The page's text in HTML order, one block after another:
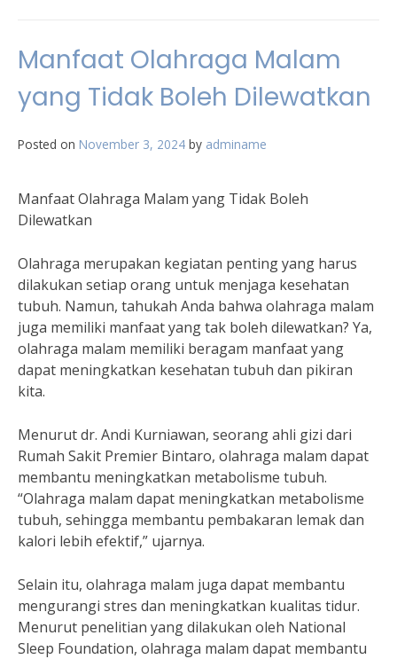
Manfaat Olahraga Malam
yang Tidak Boleh Dilewatkan
Posted on November 3, 2024 by adminame
Manfaat Olahraga Malam yang Tidak Boleh
Dilewatkan
Olahraga merupakan kegiatan penting yang harus
dilakukan setiap orang untuk menjaga kesehatan
tubuh. Namun, tahukah Anda bahwa olahraga malam
juga memiliki manfaat yang tak boleh dilewatkan? Ya,
olahraga malam memiliki beragam manfaat yang
dapat meningkatkan kesehatan tubuh dan pikiran
kita.
Menurut dr. Andi Kurniawan, seorang ahli gizi dari
Rumah Sakit Premier Bintaro, olahraga malam dapat
membantu meningkatkan metabolisme tubuh.
“Olahraga malam dapat meningkatkan metabolisme
tubuh, sehingga membantu pembakaran lemak dan
kalori lebih efektif,” ujarnya.
Selain itu, olahraga malam juga dapat membantu
mengurangi stres dan meningkatkan kualitas tidur.
Menurut penelitian yang dilakukan oleh National
Sleep Foundation, olahraga malam dapat membantu